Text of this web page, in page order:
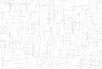
01/09/2015 ENIEG